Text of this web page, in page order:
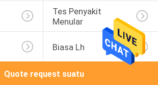
Tes Penyakit
Menular
Biasa Lh
Quote request suatu